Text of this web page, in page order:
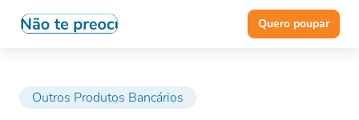
Quero poupar
Outros Produtos Bancários